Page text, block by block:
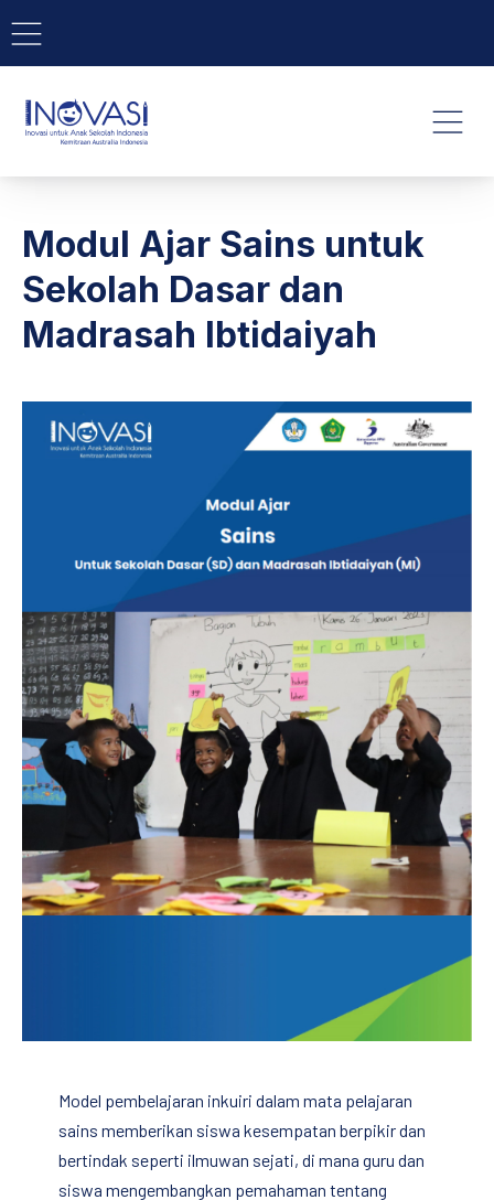
BAR NAVIGATION
INOVASI - Untuk Anak
Modul Ajar Sains untuk
Sekolah Dasar dan
Madrasah Ibtidaiyah
Model pembelajaran inkuiri dalam mata pelajaran
sains memberikan siswa kesempatan berpikir dan
bertindak seperti ilmuwan sejati, di mana guru dan
siswa mengembangkan pemahaman tentang